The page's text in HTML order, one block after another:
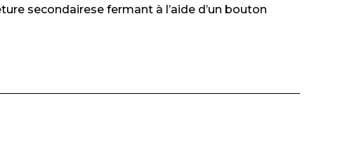
secondairese fermant à l’aide d’un bouton